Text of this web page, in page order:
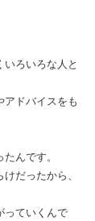
いろいろな人と
アドバイスをも
んです。
だったから、
っていくんで